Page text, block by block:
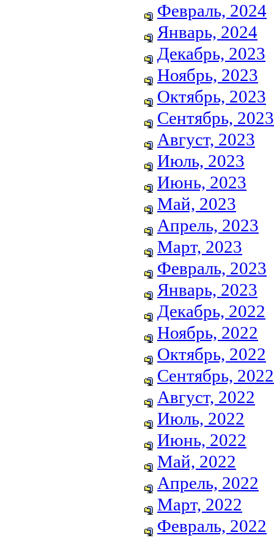
Февраль, 2024
Январь, 2024
Декабрь, 2023
Ноябрь, 2023
Октябрь, 2023
Сентябрь, 2023
Август, 2023
Июль, 2023
Июнь, 2023
Май, 2023
Апрель, 2023
Март, 2023
Февраль, 2023
Январь, 2023
Декабрь, 2022
Ноябрь, 2022
Октябрь, 2022
Сентябрь, 2022
Август, 2022
Июль, 2022
Июнь, 2022
Май, 2022
Апрель, 2022
Март, 2022
Февраль, 2022